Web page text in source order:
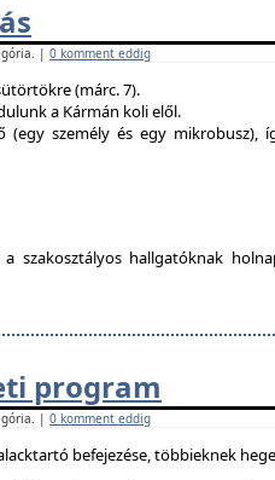
| 0 komment eddig
(márc. 7).
a Kármán koli elől.
(egy személy és egy mikrobusz),
szakosztályos hallgatóknak
program
| 0 komment eddig
befejezése, többieknek